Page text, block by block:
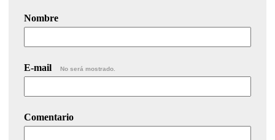
Nombre
E-mail No será mostrado.
Comentario